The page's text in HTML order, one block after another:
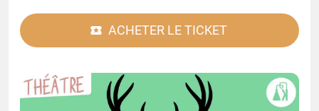
ACHETER LE TICKET